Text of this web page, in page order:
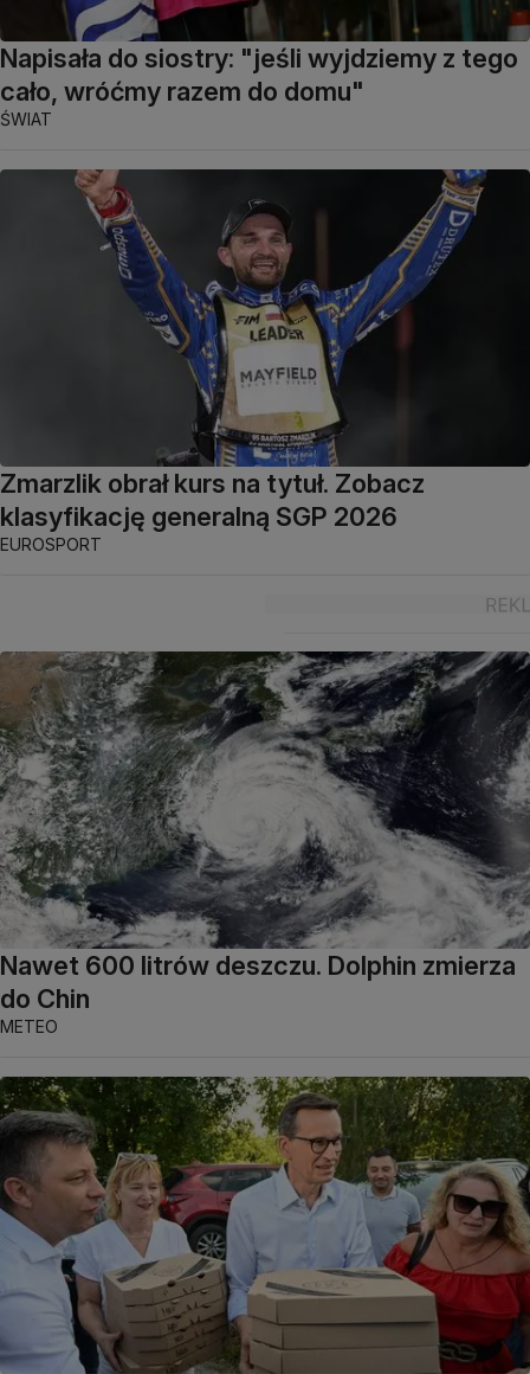
Napisała do siostry: "jeśli wyjdziemy z tego
cało, wróćmy razem do domu"
ŚWIAT
Zmarzlik obrał kurs na tytuł. Zobacz
klasyfikację generalną SGP 2026
EUROSPORT
Nawet 600 litrów deszczu. Dolphin zmierza
do Chin
METEO